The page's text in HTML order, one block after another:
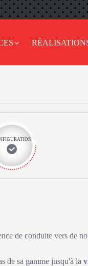
de conduite vers de
de sa gamme jusqu'à la